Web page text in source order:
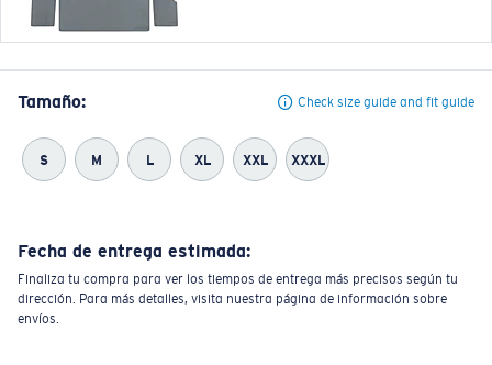
Tamaño: Check size guide and fit guide
S M L XL XXL XXXL
Fecha de entrega estimada:
Finaliza tu compra para ver los tiempos de entrega más precisos según tu
dirección. Para más detalles, visita nuestra página de información sobre
envíos.